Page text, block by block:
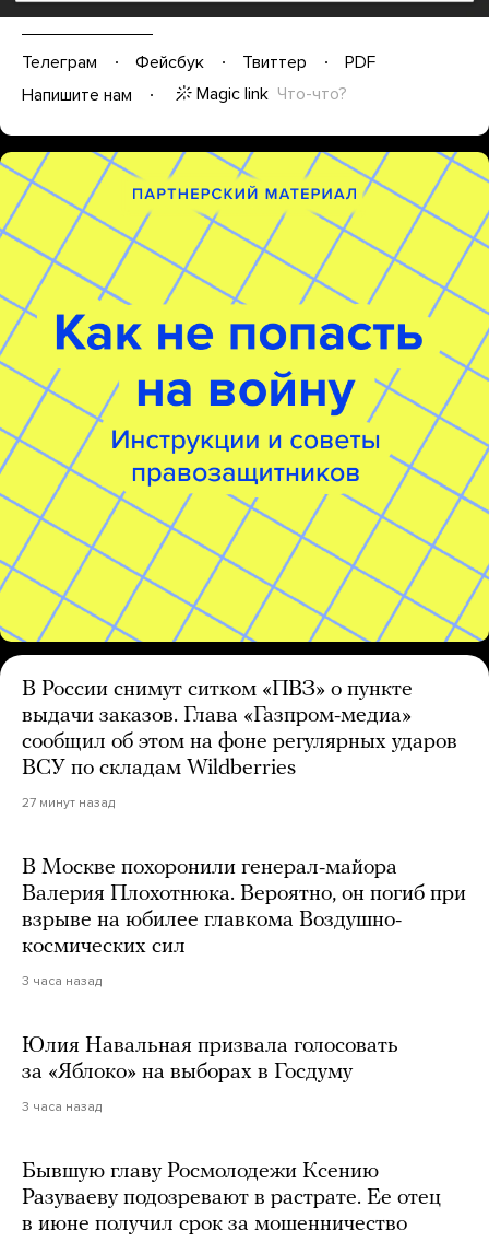
Телеграм Фейсбук Твиттер
PDF
Напишите нам
Magic link Что-что?
В России снимут ситком «ПВЗ» о пункте
выдачи заказов. Глава «Газпром-медиа»
сообщил об этом на фоне регулярных ударов
ВСУ по складам Wildberries
27 минут назад
В Москве похоронили генерал-майора
Валерия Плохотнюка. Вероятно, он погиб при
взрыве на юбилее главкома Воздушно-
космических сил
3 часа назад
Юлия Навальная призвала голосовать
за «Яблоко» на выборах в Госдуму
3 часа назад
Бывшую главу Росмолодежи Ксению
Разуваеву подозревают в растрате. Ее отец
в июне получил срок за мошенничество